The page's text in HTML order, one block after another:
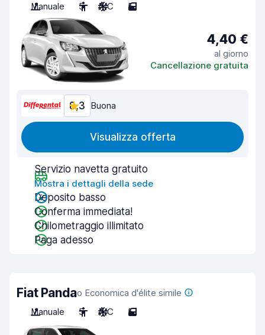
Manuale
5 A/C 5
4,40 €
al giorno
Cancellazione gratuita
8,3 Buona
Visualizza offerta
Servizio navetta gratuito
Mostra i dettagli della sede
Deposito basso
Conferma immediata!
Chilometraggio illimitato
Paga adesso
Fiat Pandao Economica d'élite simile
Manuale
5 A/C 5